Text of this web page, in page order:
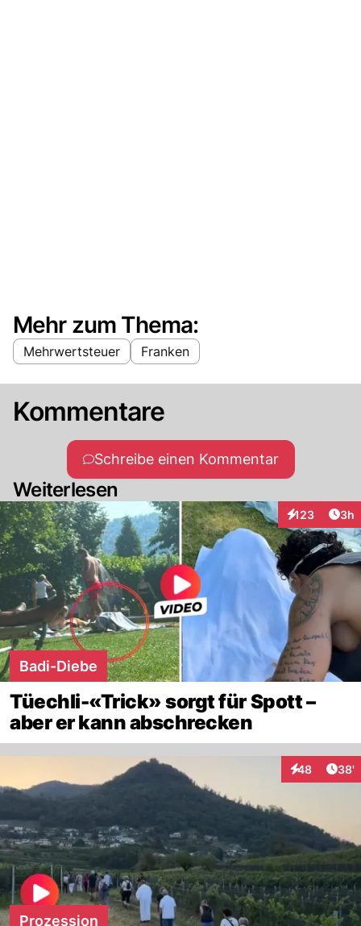
Mehr zum Thema:
Mehrwertsteuer Franken
Kommentare
Schreibe einen Kommentar
Weiterlesen
123
Interaktionen
3h
Badi-Diebe
Tüechli-«Trick» sorgt für Spott –
aber er kann abschrecken
48
Interaktionen
38'
Prozession